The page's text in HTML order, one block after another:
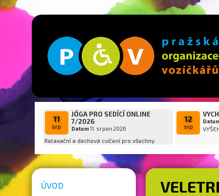
11
srp
JÓGA PRO SEDÍCÍ ONLINE
7/2026
Datum11. srpen 2026
Relaxační a dechová cvičení pro všechny.
12
srp
ÚVOD